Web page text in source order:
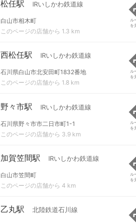
松任駅 IRいしかわ鉄道線
白山市相木町
このページの店舗から 1.3 km
ル
を
西松任駅 IRいしかわ鉄道線
石川県白山市北安田町1832番地
このページの店舗から 1.8 km
ル
を
野々市駅 IRいしかわ鉄道線
石川県野々市市二日市町1-1
このページの店舗から 3.9 km
ル
を
加賀笠間駅 IRいしかわ鉄道線
白山市笠間町
このページの店舗から 4 km
ル
を
乙丸駅 北陸鉄道石川線